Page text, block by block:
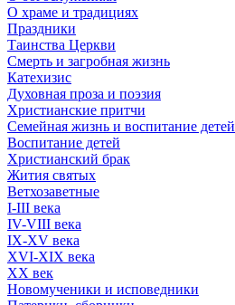
О храме и традициях
Праздники
Таинства Церкви
Смерть и загробная жизнь
Катехизис
Духовная проза и поэзия
Христианские притчи
Семейная жизнь и воспитание детей
Воспитание детей
Христианский брак
Жития святых
Ветхозаветные
I-III века
IV-VIII века
IX-XV века
XVI-XIX века
XX век
Новомученики и исповедники